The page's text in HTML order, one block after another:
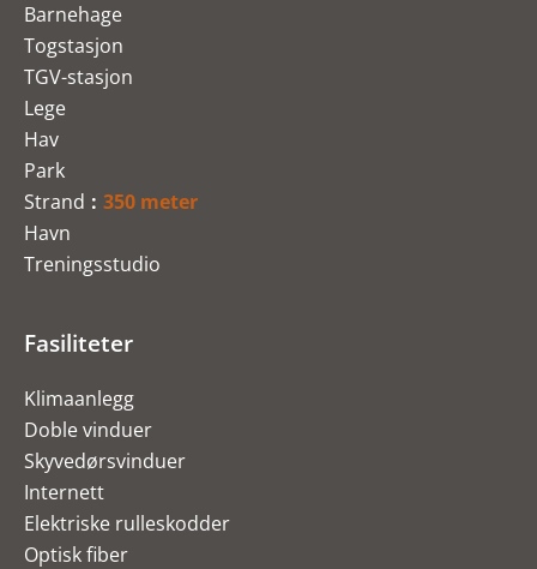
Barnehage
Togstasjon
TGV-stasjon
Lege
Hav
Park
Strand
350 meter
Havn
Treningsstudio
Fasiliteter
Klimaanlegg
Doble vinduer
Skyvedørsvinduer
Internett
Elektriske rulleskodder
Optisk fiber